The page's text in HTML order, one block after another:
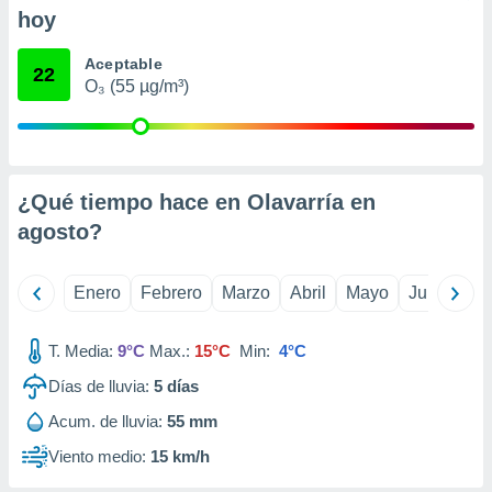
u
en
en
un
o acceder
datos
hoy
22 Aceptable
O₃ (55 µg/m³)
¿Qué tiempo hace en Olavarría en
agosto?
Enero Febrero Marzo Abril Mayo Junio
T. Media: 9°C Max.: 15°C Min: 4°C
Días de lluvia: 5 días
Acum. de lluvia: 55 mm
Viento medio: 15 km/h